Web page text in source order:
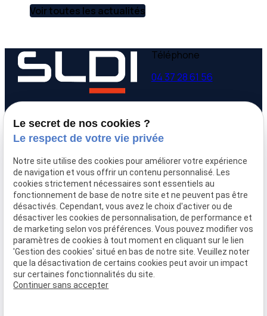
Voir toutes les actualités
Téléphone
04 37 28 61 56
9 avenue Victor Hugo
69160 Tassin la Demi-
Lune
Lundi - Vendredi
18:00
Accueil
Qui sommes-nous
Nos biens
Prix immobilier
Confier mon bien
Rejoignez-nous
Contact
Le secret de nos cookies ?
Le respect de votre vie privée
Notre site utilise des cookies pour améliorer votre expérience
de navigation et vous offrir un contenu personnalisé. Les
cookies strictement nécessaires sont essentiels au
fonctionnement de base de notre site et ne peuvent pas être
désactivés. Cependant, vous avez le choix d'activer ou de
désactiver les cookies de personnalisation, de performance et
de marketing selon vos préférences. Vous pouvez modifier vos
paramètres de cookies à tout moment en cliquant sur le lien
'Gestion des cookies' situé en bas de notre site. Veuillez noter
que la désactivation de certains cookies peut avoir un impact
sur certaines fonctionnalités du site.
Continuer sans accepter